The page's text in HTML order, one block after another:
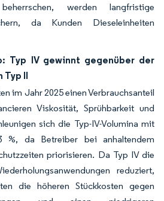
beherrschen, werden langfristige
da Kunden Dieseleinheiten
Typ IV gewinnt gegenüber der
Typ II
im Jahr 2025 einen Verbrauchsanteil
Viskosität, Sprühbarkeit und
sich die Typ-IV-Volumina mit
%, da Betreiber bei anhaltendem
priorisieren. Da Typ IV die
reduziert,
die höheren Stückkosten gegen